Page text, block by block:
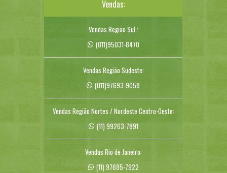
Vendas:
Vendas Região Sul :
(011)95031-8470
Vendas Região Sudeste:
(011)97693-9058
Vendas Região Nortes / Nordeste Centro-Oeste:
(11) 99263-7891
Vendas Rio de Janeiro:
(11) 97695-7922